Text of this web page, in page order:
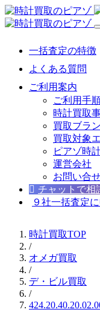
一括査定の特徴
よくある質問
ご利用案内
ご利用手
時計買取
買取ブラ
買取対象
ピアゾ時
運営会社
お問い合
チャットで相
９社一括査定
時計買取TOP
/
オメガ買取
/
デ・ビル買取
/